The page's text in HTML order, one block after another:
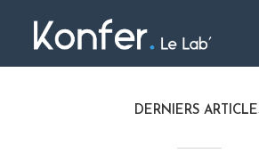
DERNIERS